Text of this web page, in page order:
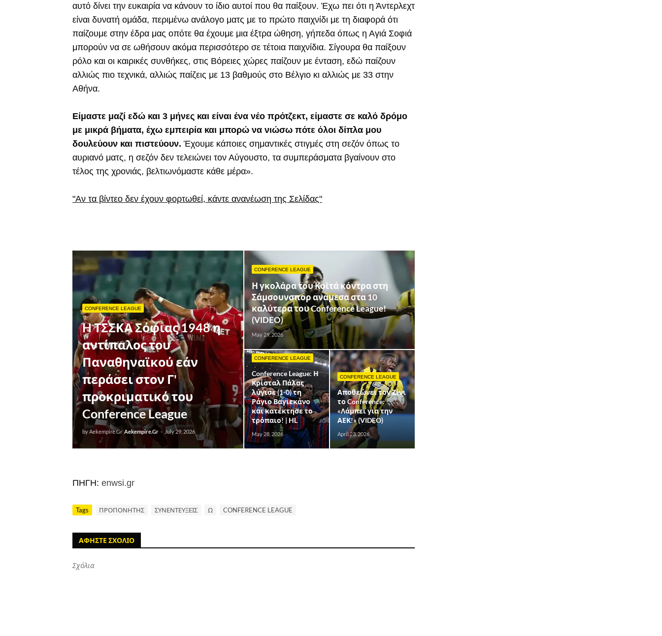
αυτό δίνει την ευκαιρία να κάνουν το ίδιο αυτοί που θα παίξουν. Έχω πει ότι η Άντερλεχτ
είναι δυνατή ομάδα, περιμένω ανάλογο ματς με το πρώτο παιχνίδι με τη διαφορά ότι
παίζουμε στην έδρα μας οπότε θα έχουμε μια έξτρα ώθηση, γήπεδα όπως η Αγιά Σοφιά
μπορούν να σε ωθήσουν ακόμα περισσότερο σε τέτοια παιχνίδια. Σίγουρα θα παίξουν
ρόλο και οι καιρικές συνθήκες, στις Βόρειες χώρες παίζουν με ένταση, εδώ παίζουν
αλλιώς πιο τεχνικά, αλλιώς παίζεις με 13 βαθμούς στο Βέλγιο κι αλλιώς με 33 στην
Αθήνα.
Είμαστε μαζί εδώ και 3 μήνες και είναι ένα νέο πρότζεκτ, είμαστε σε καλό δρόμο
με μικρά βήματα, έχω εμπειρία και μπορώ να νιώσω πότε όλοι δίπλα μου
δουλεύουν και πιστεύουν. Έχουμε κάποιες σημαντικές στιγμές στη σεζόν όπως το
αυριανό ματς, η σεζόν δεν τελειώνει τον Αύγουστο, τα συμπεράσματα βγαίνουν στο
τέλος της χρονιάς, βελτιωνόμαστε κάθε μέρα».
"Αν τα βίντεο δεν έχουν φορτωθεί, κάντε ανανέωση της Σελίδας"
CONFERENCE LEAGUE
H ΤΣΣΚΑ Σόφιας 1948 η
αντίπαλος του
Παναθηναϊκού εάν
περάσει στον Γ'
προκριματικό του
Conference League
by Aekempire.Gr Aekempire.Gr - July 29, 2026
CONFERENCE LEAGUE
Η γκολάρα του Κοϊτά κόντρα στη
Σάμσουνσπορ ανάμεσα στα 10
καλύτερα του Conference League!
(VIDEO)
May 29, 2026
CONFERENCE LEAGUE
Conference League: Η
Κρίσταλ Πάλας
λύγισε (1-0) τη
Ράγιο Βαγιεκάνο
και κατέκτησε το
τρόπαιο! | HL
May 28, 2026
CONFERENCE LEAGUE
Αποθεώνει τον Ζίνι
το Conference:
«Λάμπει για την
ΑΕΚ!» (VIDEO)
April 23, 2026
ΠΗΓΗ: enwsi.gr
Tags ΠΡΟΠΟΝΗΤΗΣ ΣΥΝΕΝΤΕΥΞΕΙΣ Ω CONFERENCE LEAGUE
ΑΦΗΣΤΕ ΣΧΟΛΙΟ
Σχόλια